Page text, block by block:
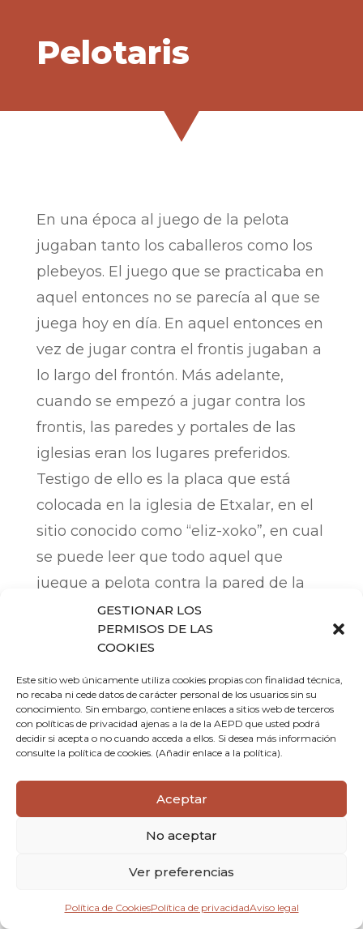
GESTIONAR LOS
PERMISOS DE LAS
COOKIES
Este sitio web únicamente utiliza cookies propias con finalidad técnica,
no recaba ni cede datos de carácter personal de los usuarios sin su
conocimiento. Sin embargo, contiene enlaces a sitios web de terceros
con políticas de privacidad ajenas a la de la AEPD que usted podrá
decidir si acepta o no cuando acceda a ellos. Si desea más información
consulte la política de cookies. (Añadir enlace a la política).
Aceptar
No aceptar
Ver preferencias
Política de CookiesPolítica de privacidadAviso legal
Pelotaris
En una época al juego de la pelota
jugaban tanto los caballeros como los
plebeyos. El juego que se practicaba en
aquel entonces no se parecía al que se
juega hoy en día. En aquel entonces en
vez de jugar contra el frontis jugaban a
lo largo del frontón. Más adelante,
cuando se empezó a jugar contra los
frontis, las paredes y portales de las
iglesias eran los lugares preferidos.
Testigo de ello es la placa que está
colocada en la iglesia de Etxalar, en el
sitio conocido como “eliz-xoko”, en cual
se puede leer que todo aquel que
juegue a pelota contra la pared de la
iglesia será multado con dos pesetas.
Marcelino Vergara (Vergara
I) ‘El mozo de Etxalar’
Marcelino Vergara Larralde (Vergara I), conocido
como el mozo de Etxalar, sobrenombre impuesto
mayo de 1943, en la casa Etxebertzea del barrio
Anduetzeta de Etxalar, y falleció en Donostia el 10
de octubre de 2010 con la edad de 67 años.
Su trayectoria en el mundo de la pelota a mano fue
profesional desde su debut en el frontón Vitoriano
(Jugó con Etxabe X y sus rivales fueron Arkaia y Del